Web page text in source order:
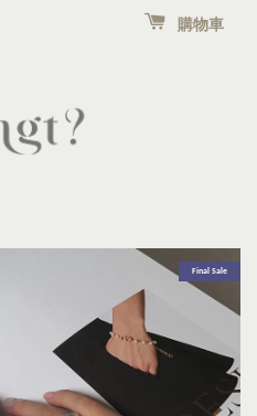
購物車
Final Sale